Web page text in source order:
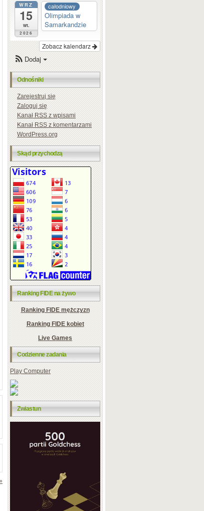
WRZ
15
wt.
2026
całodniowy
Olimpiada w
Samarkandzie
Zobacz kalendarz
Dodaj
Odnośniki
Zarejestruj się
Zaloguj się
KanałRSSz wpisami
KanałRSSz komentarzami
WordPress.org
Skąd przychodzą
Ranking FIDE na żywo
Ranking FIDE mężczyzn
Ranking FIDE kobiet
Live Games
Codzienne zadania
Play Computer
Zwiastun